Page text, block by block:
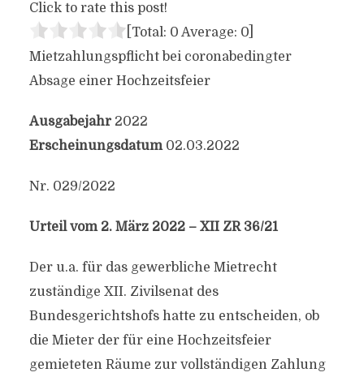
Click to rate this post!
[Total: 0 Average: 0]
Mietzahlungspflicht bei coronabedingter
Absage einer Hochzeitsfeier
Ausgabejahr 2022
Erscheinungsdatum 02.03.2022
Nr. 029/2022
Urteil vom 2. März 2022 – XII ZR 36/21
Der u.a. für das gewerbliche Mietrecht
zuständige XII. Zivilsenat des
Bundesgerichtshofs hatte zu entscheiden, ob
die Mieter der für eine Hochzeitsfeier
gemieteten Räume zur vollständigen Zahlung